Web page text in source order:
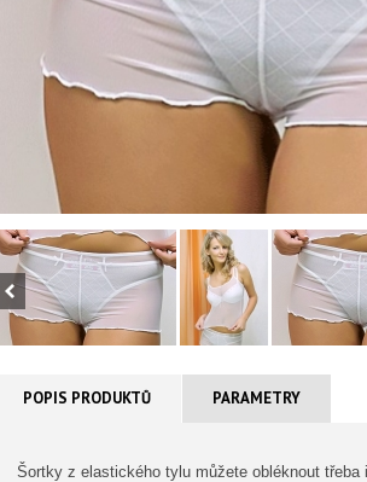
POPIS PRODUKTŮ PARAMETRY
Šortky z elastického tylu můžete obléknout